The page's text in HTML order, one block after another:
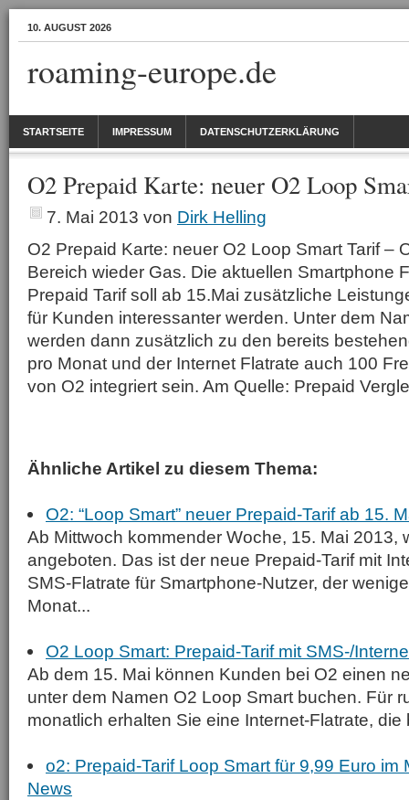
10. AUGUST 2026
roaming-europe.de
STARTSEITE IMPRESSUM DATENSCHUTZERKLÄRUNG
O2 Prepaid Karte: neuer O2 Loop
7. Mai 2013 von Dirk Helling
O2 Prepaid Karte: neuer O2 Loop Smart Tarif –
Bereich wieder Gas. Die aktuellen Smartphone
Prepaid Tarif soll ab 15.Mai zusätzliche
für Kunden interessanter werden. Unter dem
werden dann zusätzlich zu den bereits
pro Monat und der Internet Flatrate auch 100
von O2 integriert sein. Am Quelle: Prepaid
Ähnliche Artikel zu diesem Thema:
O2: “Loop Smart” neuer Prepaid-Tarif ab 15.
Ab Mittwoch kommender Woche, 15. Mai 2013,
angeboten. Das ist der neue Prepaid-Tarif mit
SMS-Flatrate für Smartphone-Nutzer, der
Monat...
O2 Loop Smart: Prepaid-Tarif mit SMS-/
Ab dem 15. Mai können Kunden bei O2 einen
unter dem Namen O2 Loop Smart buchen. Für
monatlich erhalten Sie eine Internet-Flatrate, die
o2: Prepaid-Tarif Loop Smart für 9,99 Euro im
News